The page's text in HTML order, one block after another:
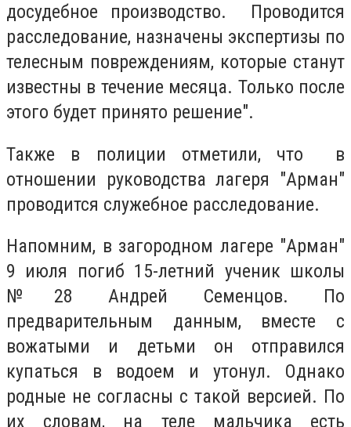
досудебное производство. Проводится
расследование, назначены экспертизы по
телесным повреждениям, которые станут
известны в течение месяца. Только после
этого будет принято решение".
Также в полиции отметили, что в
отношении руководства лагеря "Арман"
проводится служебное расследование.
Напомним, в загородном лагере "Арман"
9 июля погиб 15-летний ученик школы
№28 Андрей Семенцов. По
предварительным данным, вместе с
вожатыми и детьми он отправился
купаться в водоем и утонул. Однако
родные не согласны с такой версией. По
их словам, на теле мальчика есть